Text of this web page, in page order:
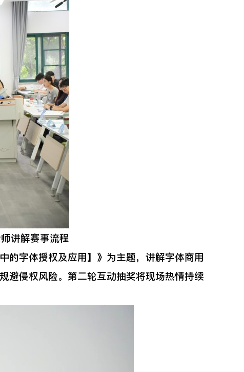
讲解赛事流程
字体授权及应用】》为主题，讲解字体商用
避侵权风险。第二轮互动抽奖将现场热情持续